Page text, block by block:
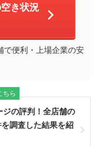
き状況
便利・上場企業の安
ジの評判！全店舗の
調査した結果を紹
ちら